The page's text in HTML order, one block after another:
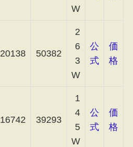
W
20138 50382
2
6
3
W
公
式
価
格
16742 39293
1
4
5
W
公
式
価
格